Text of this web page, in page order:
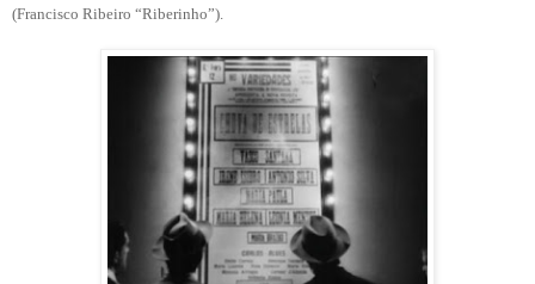
(Francisco Ribeiro “Riberinho”).